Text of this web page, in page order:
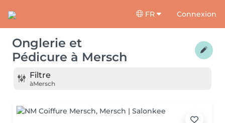
FR Connexion
Onglerie et
Pédicure à Mersch
Filtre
àMersch